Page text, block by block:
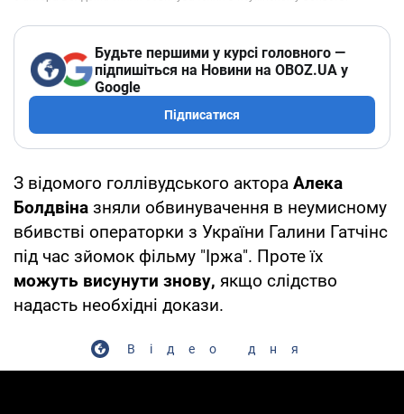
Будьте першими у курсі головного —
підпишіться на Новини на OBOZ.UA у
Google
Підписатися
З відомого голлівудського актора Алека
Болдвіна зняли обвинувачення в неумисному
вбивстві операторки з України Галини Гатчінс
під час зйомок фільму "Іржа". Проте їх
можуть висунути знову, якщо слідство
надасть необхідні докази.
Відео дня